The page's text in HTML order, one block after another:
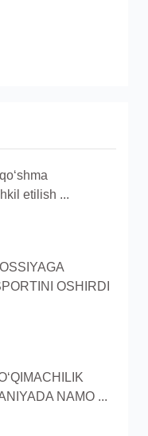
etilish ...
OSHIRDI
NAMO ...